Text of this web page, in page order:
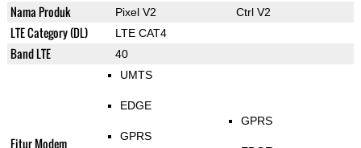
Nama Produk Pixel V2 Ctrl V2
LTE Category (DL) LTE CAT4
Band LTE 40
Fitur Modem
UMTS
EDGE
GPRS
GPRS